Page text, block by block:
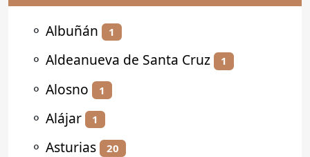
⚬ Albuñán 1
⚬ Aldeanueva de Santa Cruz 1
⚬ Alosno 1
⚬ Alájar 1
⚬ Asturias 20